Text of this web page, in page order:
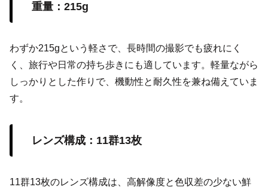
重量：215g
わずか215gという軽さで、長時間の撮影でも疲れにく
く、旅行や日常の持ち歩きにも適しています。軽量ながら
しっかりとした作りで、機動性と耐久性を兼ね備えていま
す。
レンズ構成：11群13枚
11群13枚のレンズ構成は、高解像度と色収差の少ない鮮